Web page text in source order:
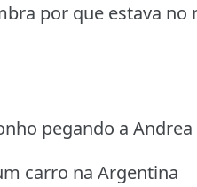
por que estava
pegando a
carro na Argentina